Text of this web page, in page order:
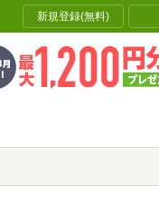
新規登録(無料)